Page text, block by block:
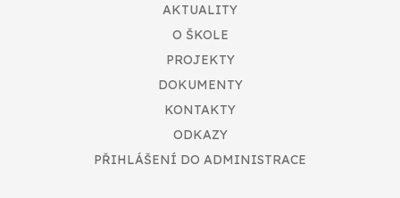
AKTUALITY
O ŠKOLE
PROJEKTY
DOKUMENTY
KONTAKTY
ODKAZY
PŘIHLÁŠENÍ DO ADMINISTRACE